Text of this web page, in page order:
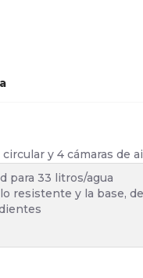
y 4 cámaras de
para 33 litros/agua
resistente y la base,